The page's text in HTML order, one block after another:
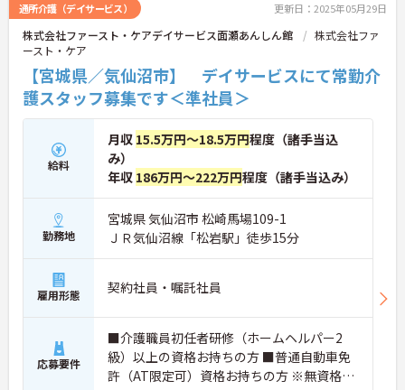
通所介護（デイサービス） 更新日：2025年05月29日
株式会社ファースト・ケアデイサービス面瀬あんしん館
株式会社ファ
ースト・ケア
【宮城県／気仙沼市】 デイサービスにて常勤介
護スタッフ募集です＜準社員＞
給料
月収 15.5万円～18.5万円程度（諸手当込
み）
年収 186万円～222万円程度（諸手当込み）
勤務地
宮城県 気仙沼市 松崎馬場109-1
ＪＲ気仙沼線「松岩駅」徒歩15分
雇用形態 契約社員・嘱託社員
応募要件
■介護職員初任者研修（ホームヘルパー2
級）以上の資格お持ちの方 ■普通自動車免
許（AT限定可）資格お持ちの方 ※無資格